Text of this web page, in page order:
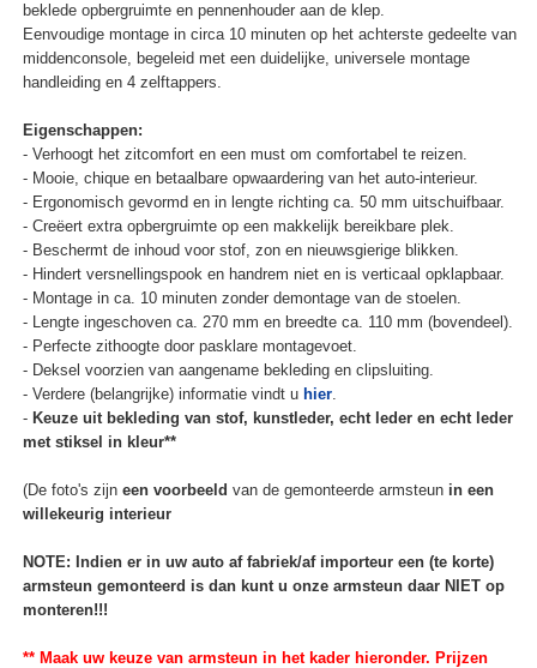
beklede opbergruimte en pennenhouder aan de klep.
Eenvoudige montage in circa 10 minuten op het achterste gedeelte van
middenconsole, begeleid met een duidelijke, universele montage
handleiding en 4 zelftappers.
Eigenschappen:
- Verhoogt het zitcomfort en een must om comfortabel te reizen.
- Mooie, chique en betaalbare opwaardering van het auto-interieur.
- Ergonomisch gevormd en in lengte richting ca. 50 mm uitschuifbaar.
- Creëert extra opbergruimte op een makkelijk bereikbare plek.
- Beschermt de inhoud voor stof, zon en nieuwsgierige blikken.
- Hindert versnellingspook en handrem niet en is verticaal opklapbaar.
- Montage in ca. 10 minuten zonder demontage van de stoelen.
- Lengte ingeschoven ca. 270 mm en breedte ca. 110 mm (bovendeel).
- Perfecte zithoogte door pasklare montagevoet.
- Deksel voorzien van aangename bekleding en clipsluiting.
- Verdere (belangrijke) informatie vindt u hier.
- Keuze uit bekleding van stof, kunstleder, echt leder en echt leder
met stiksel in kleur**
(De foto's zijn een voorbeeld van de gemonteerde armsteun in een
willekeurig interieur
NOTE: Indien er in uw auto af fabriek/af importeur een (te korte)
armsteun gemonteerd is dan kunt u onze armsteun daar NIET op
monteren!!!
** Maak uw keuze van armsteun in het kader hieronder. Prijzen